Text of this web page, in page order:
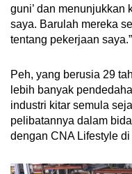
guni’ dan menunjukkan
saya. Barulah mereka
tentang pekerjaan saya.”
Peh, yang berusia 29
lebih banyak
industri kitar semula
pelibatannya dalam
dengan CNA Lifestyle